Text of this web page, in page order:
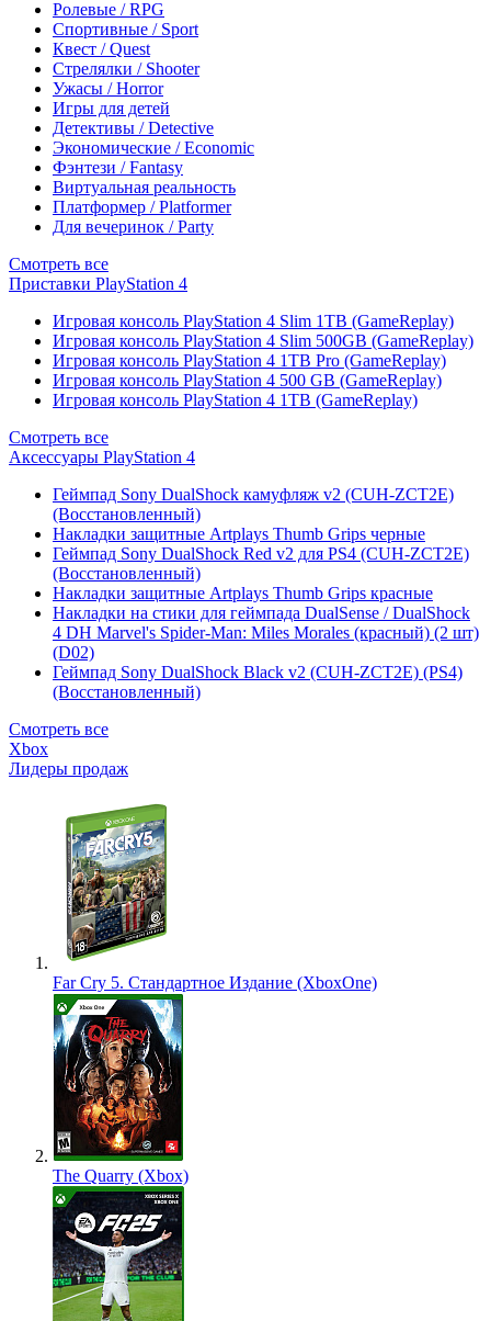
Ролевые / RPG
Спортивные / Sport
Квест / Quest
Стрелялки / Shooter
Ужасы / Horror
Игры для детей
Детективы / Detective
Экономические / Economic
Фэнтези / Fantasy
Виртуальная реальность
Платформер / Platformer
Для вечеринок / Party
Смотреть все
Приставки PlayStation 4
Игровая консоль PlayStation 4 Slim 1TB (GameReplay)
Игровая консоль PlayStation 4 Slim 500GB (GameReplay)
Игровая консоль PlayStation 4 1TB Pro (GameReplay)
Игровая консоль PlayStation 4 500 GB (GameReplay)
Игровая консоль PlayStation 4 1TB (GameReplay)
Смотреть все
Аксессуары PlayStation 4
Геймпад Sony DualShock камуфляж v2 (CUH-ZCT2E)
(Восстановленный)
Накладки защитные Artplays Thumb Grips черные
Геймпад Sony DualShock Red v2 для PS4 (CUH-ZCT2E)
(Восстановленный)
Накладки защитные Artplays Thumb Grips красные
Накладки на стики для геймпада DualSense / DualShock
4 DH Marvel's Spider-Man: Miles Morales (красный) (2 шт)
(D02)
Геймпад Sony DualShock Black v2 (CUH-ZCT2E) (PS4)
(Восстановленный)
Смотреть все
Xbox
Лидеры продаж
Far Cry 5. Стандартное Издание (XboxOne)
The Quarry (Xbox)